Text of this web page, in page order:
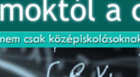
AT
OM
OK
az
Kar